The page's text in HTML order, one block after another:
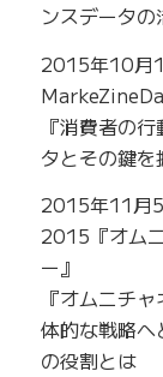
ンスデータの
2015年10月
『消費者の
タとその鍵を
2015年11月
2015『オム
ー』
『オムニチ
体的な戦略へ
の役割とは